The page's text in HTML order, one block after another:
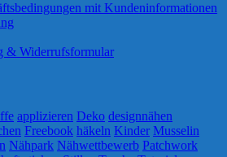
mit Kundeninformationen
& Widerrufsformular
applizieren Deko designnähen
Freebook häkeln Kinder Musselin
Nähpark Nähwettbewerb Patchwork